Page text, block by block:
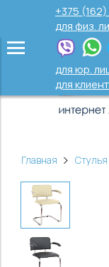
+375
для физ.
для юр.
для
Главная Стулья